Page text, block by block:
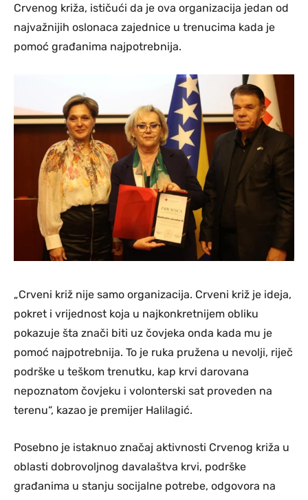
Crvenog križa, ističući da je ova organizacija jedan od
najvažnijih oslonaca zajednice u trenucima kada je
pomoć građanima najpotrebnija.
„Crveni križ nije samo organizacija. Crveni križ je ideja,
pokret i vrijednost koja u najkonkretnijem obliku
pokazuje šta znači biti uz čovjeka onda kada mu je
pomoć najpotrebnija. To je ruka pružena u nevolji, riječ
podrške u teškom trenutku, kap krvi darovana
nepoznatom čovjeku i volonterski sat proveden na
terenu“, kazao je premijer Halilagić.
Posebno je istaknuo značaj aktivnosti Crvenog križa u
oblasti dobrovoljnog davalaštva krvi, podrške
građanima u stanju socijalne potrebe, odgovora na